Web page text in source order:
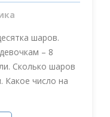
шаров.
– 8
Сколько шаров
Какое число на